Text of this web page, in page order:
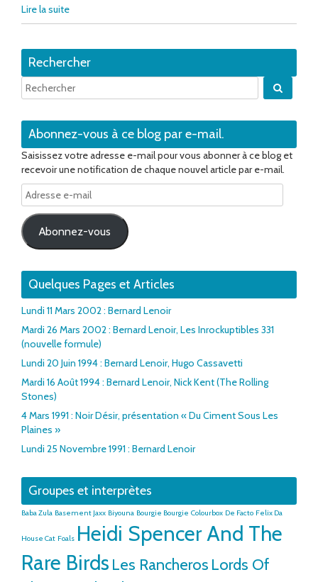
Lire la suite
Rechercher
Abonnez-vous à ce blog par e-mail.
Saisissez votre adresse e-mail pour vous abonner à ce blog et
recevoir une notification de chaque nouvel article par e-mail.
Adresse
e-
mail
Abonnez-vous
Quelques Pages et Articles
Lundi 11 Mars 2002 : Bernard Lenoir
Mardi 26 Mars 2002 : Bernard Lenoir, Les Inrockuptibles 331
(nouvelle formule)
Lundi 20 Juin 1994 : Bernard Lenoir, Hugo Cassavetti
Mardi 16 Août 1994 : Bernard Lenoir, Nick Kent (The Rolling
Stones)
4 Mars 1991 : Noir Désir, présentation « Du Ciment Sous Les
Plaines »
Lundi 25 Novembre 1991 : Bernard Lenoir
Groupes et interprètes
Baba Zula Basement Jaxx Biyouna Bourgie Bourgie Colourbox De Facto Felix Da
House Cat Foals Heidi Spencer And The
Rare Birds Les Rancheros Lords Of